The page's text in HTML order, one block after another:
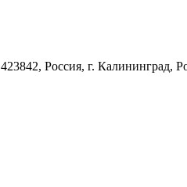
423842, Россия, г. Калининград,